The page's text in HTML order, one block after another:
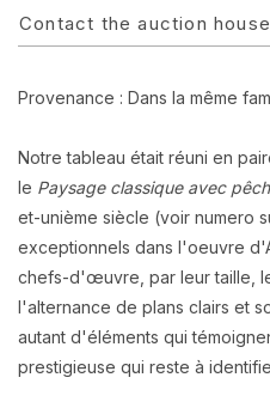
Contact the auction house
Provenance : Dans la même
Notre tableau était réuni en
le Paysage classique avec
et-unième siècle (voir numero
exceptionnels dans l'oeuvre
chefs-d'œuvre, par leur taille,
l'alternance de plans clairs et
autant d'éléments qui
prestigieuse qui reste à